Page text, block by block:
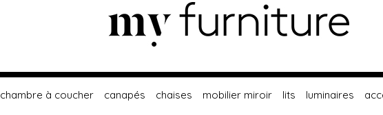
chambre à coucher canapés chaises mobilier miroir lits luminaires